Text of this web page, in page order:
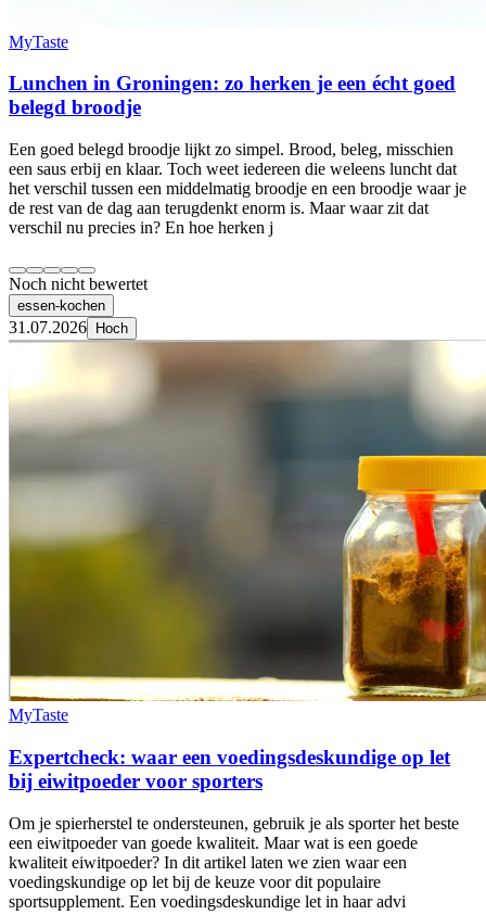
MyTaste
Lunchen in Groningen: zo herken je een écht goed
belegd broodje
Een goed belegd broodje lijkt zo simpel. Brood, beleg, misschien
een saus erbij en klaar. Toch weet iedereen die weleens luncht dat
het verschil tussen een middelmatig broodje en een broodje waar je
de rest van de dag aan terugdenkt enorm is. Maar waar zit dat
verschil nu precies in? En hoe herken j
Noch nicht bewertet
essen-kochen
31.07.2026 Hoch
MyTaste
Expertcheck: waar een voedingsdeskundige op let
bij eiwitpoeder voor sporters
Om je spierherstel te ondersteunen, gebruik je als sporter het beste
een eiwitpoeder van goede kwaliteit. Maar wat is een goede
kwaliteit eiwitpoeder? In dit artikel laten we zien waar een
voedingskundige op let bij de keuze voor dit populaire
sportsupplement. Een voedingsdeskundige let in haar advi